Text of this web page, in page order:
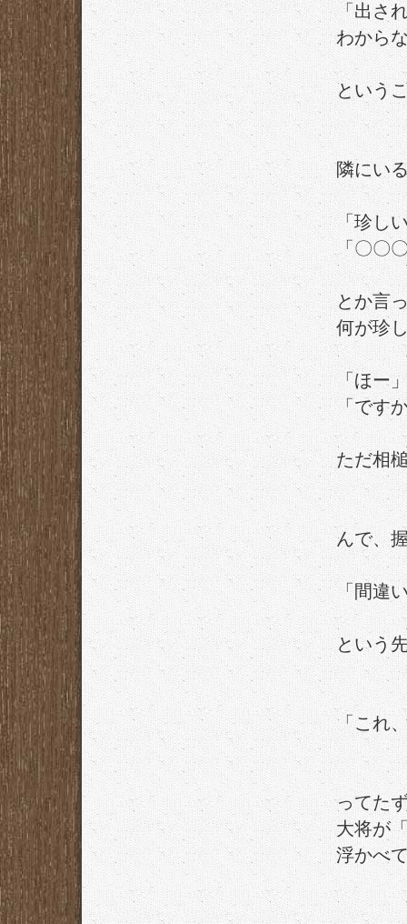
「出さ
わから
という
隣にい
「珍し
「〇〇
とか言
何が珍
「ほー
「です
ただ相
んで、
「間違
という
「これ
ってた
大将が
浮かべ